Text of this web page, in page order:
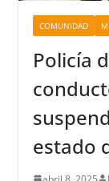
COMUNIDAD
Policía
estado